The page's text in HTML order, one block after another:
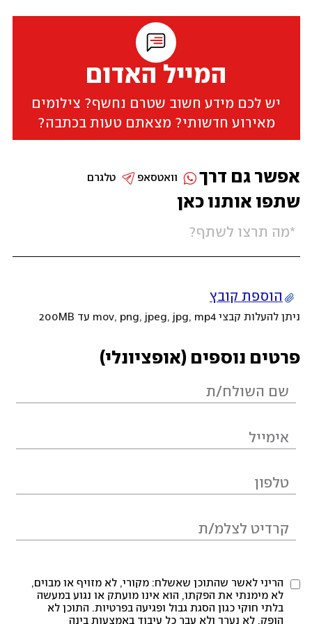
המייל האדום
יש לכם מידע חשוב שטרם נחשף? צילומים
מאירוע חדשותי? מצאתם טעות בכתבה?
שתפו אותנו כאן
הוספת קובץ
ניתן להעלות קבצי mov, png, jpeg, jpg, mp4 עד 200MB
פרטים נוספים (אופציונלי)
הריני לאשר שהתוכן שאשלח: מקורי, לא מזויף או מבוים,
לא מימנתי את הפקתו, הוא אינו מועתק או נגוע במעשה
בלתי חוקי כגון הסגת גבול ופגיעה בפרטיות. התוכן לא
הופק, לא נערך ולא עבר כל עיבוד באמצעות בינה
אפשר גם דרך טלגרם וואטסאפ